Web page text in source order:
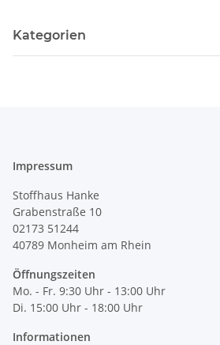
Kategorien
Impressum
Stoffhaus Hanke
Grabenstraße 10
02173 51244
40789 Monheim am Rhein
Öffnungszeiten
Mo. - Fr. 9:30 Uhr - 13:00 Uhr
Di. 15:00 Uhr - 18:00 Uhr
Informationen